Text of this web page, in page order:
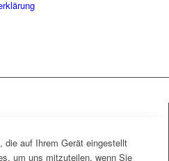
die auf Ihrem Gerät eingestellt
um uns mitzuteilen, wenn Sie